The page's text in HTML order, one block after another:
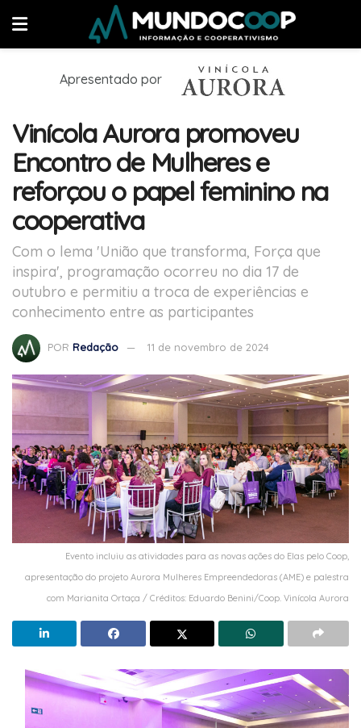
Apresentado por
Vinícola Aurora promoveu
Encontro de Mulheres e
reforçou o papel feminino na
cooperativa
Com o lema 'União que transforma, Força que
inspira', programação ocorreu no dia 17 de
outubro e permitiu a troca de experiências e
conhecimento entre as participantes
POR Redação 11 de novembro de 2024
Evento incluiu as atividades para as novas ações do Elas pelo Coop,
apresentação do projeto Aurora Mulheres Empreendedoras (AME) e palestra
com Marianita Ortaça / Créditos: Eduardo Benini/Coop. Vinícola Aurora